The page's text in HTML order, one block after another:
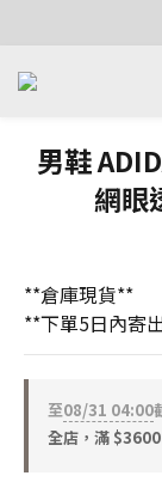
男鞋
網眼
**倉庫現貨**
**下單5日內寄
至08/31 04:00
全店，滿